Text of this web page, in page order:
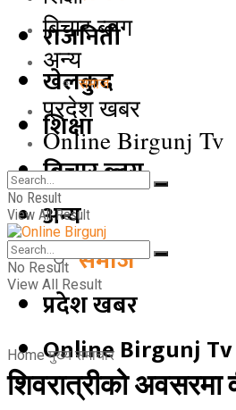
राजनिती
खेलकुद
शिक्षा
बिचार ब्लग
अन्य
समाज
प्रदेश खबर
Online Birgunj Tv
बिचार ब्लग
अन्य
समाज
प्रदेश खबर
Online Birgunj Tv
No Result
View All Result
No Result
View All Result
Home मुख्य समाचार
शिवरात्रीको अवसरमा